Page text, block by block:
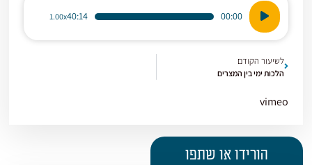
נגן
אודיו
00:00
40:14
1.00x
לשיעור הקודם
הלכות ימי בין המצרים
vimeo
הורידו או שתפו